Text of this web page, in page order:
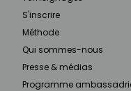
S'inscrire
Méthode
Qui sommes-nous
Presse & médias
Programme